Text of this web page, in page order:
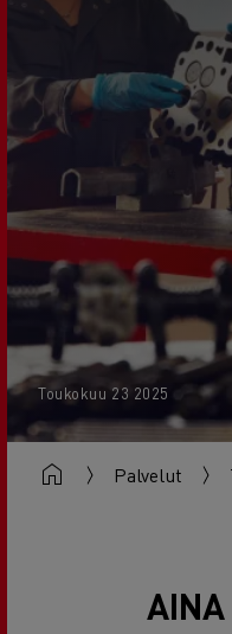
Toukokuu 23 2025
Palvelut